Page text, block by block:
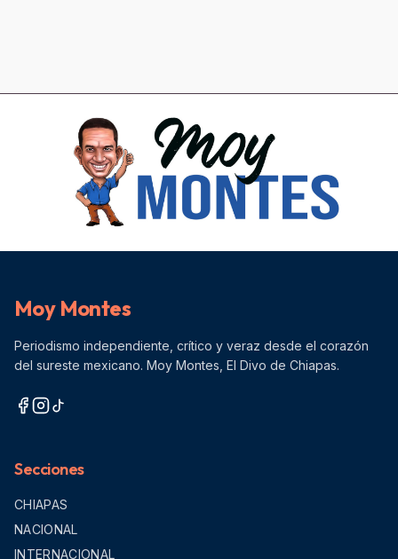
Moy Montes
Periodismo independiente, crítico y veraz desde el corazón
del sureste mexicano. Moy Montes, El Divo de Chiapas.
Secciones
CHIAPAS
NACIONAL
INTERNACIONAL